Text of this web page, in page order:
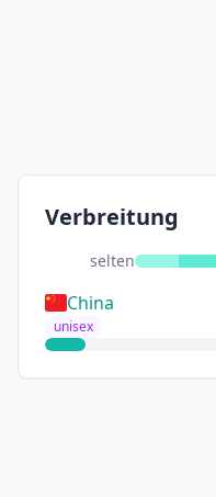
Verbreitung
selten
China
unisex